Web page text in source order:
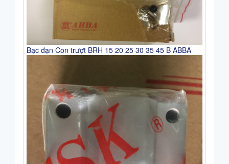
Bạc đạn Con trượt BRH 15 20 25 30 35 45 B ABBA